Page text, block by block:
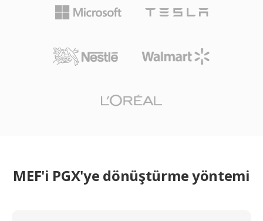
MEF'i PGX'ye dönüştürme yöntemi